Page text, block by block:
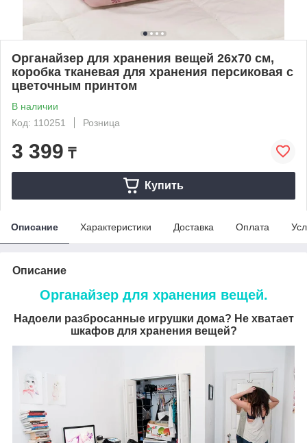
Органайзер для хранения вещей 26х70 см,
коробка тканевая для хранения персиковая с
цветочным принтом
В наличии
Код: 110251
Розница
3 399 ₸
Купить
Описание Характеристики Доставка Оплата
Описание
Органайзер для хранения вещей.
Надоели разбросанные игрушки дома? Не хватает
шкафов для хранения вещей?